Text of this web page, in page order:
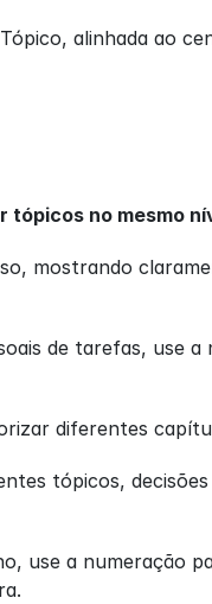
alinhada ao
tópicos no mesmo
mostrando
de tarefas, use
diferentes
tópicos,
use a numeração